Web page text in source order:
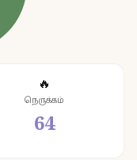
🔥
நெருக்கம்
64